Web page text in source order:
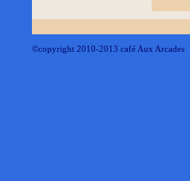
©copyright 2010-2013 café Aux Arcades